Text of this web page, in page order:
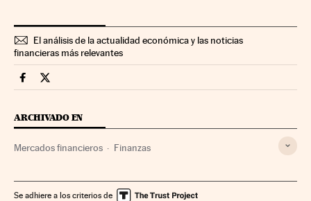
El análisis de la actualidad económica y las noticias
financieras más relevantes
Mercados Financieros Cinco Días en Facebook
Mercados Financieros Cinco Días en Twitter
ARCHIVADO EN
Mercados financieros Finanzas
Se adhiere a los criterios de